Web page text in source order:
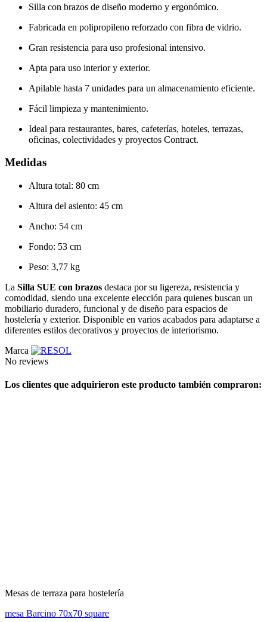
Silla con brazos de diseño moderno y ergonómico.
Fabricada en polipropileno reforzado con fibra de vidrio.
Gran resistencia para uso profesional intensivo.
Apta para uso interior y exterior.
Apilable hasta 7 unidades para un almacenamiento eficiente.
Fácil limpieza y mantenimiento.
Ideal para restaurantes, bares, cafeterías, hoteles, terrazas,
oficinas, colectividades y proyectos Contract.
Medidas
Altura total: 80 cm
Altura del asiento: 45 cm
Ancho: 54 cm
Fondo: 53 cm
Peso: 3,77 kg
La Silla SUE con brazos destaca por su ligereza, resistencia y
comodidad, siendo una excelente elección para quienes buscan un
mobiliario duradero, funcional y de diseño para espacios de
hostelería y exterior. Disponible en varios acabados para adaptarse a
diferentes estilos decorativos y proyectos de interiorismo.
Marca
No reviews
Los clientes que adquirieron este producto también compraron:
Mesas de terraza para hostelería
mesa Barcino 70x70 square